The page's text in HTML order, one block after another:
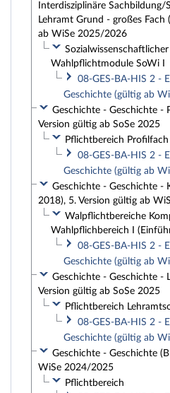
Interdisziplinäre
Lehramt Grund - großes Fach
ab WiSe 2025/2026
Wahlpflichtmodule SoWi I
08-GES-BA-HIS 2 -
Geschichte (gültig ab
Geschichte - Geschichte -
Version gültig ab SoSe 2025
Pflichtbereich Profilfach
08-GES-BA-HIS 2 -
Geschichte (gültig ab
Geschichte - Geschichte -
2018), 5. Version gültig ab
Walpflichtbereiche
Wahlpflichbereich I
08-GES-BA-HIS 2 -
Geschichte (gültig ab
Geschichte - Geschichte -
Version gültig ab SoSe 2025
Pflichtbereich
08-GES-BA-HIS 2 -
Geschichte (gültig ab
Geschichte - Geschichte
WiSe 2024/2025
Pflichtbereich